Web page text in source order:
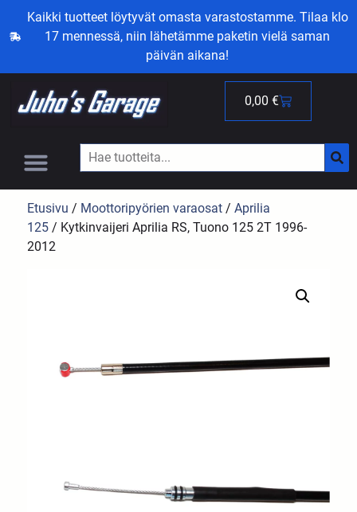
Kaikki tuotteet löytyvät omasta varastostamme. Tilaa klo
17 mennessä, niin lähetämme paketin vielä saman
päivän aikana!
0,00 €
Etusivu / Moottoripyörien varaosat /Aprilia
125 / Kytkinvaijeri Aprilia RS, Tuono 125 2T 1996-
2012